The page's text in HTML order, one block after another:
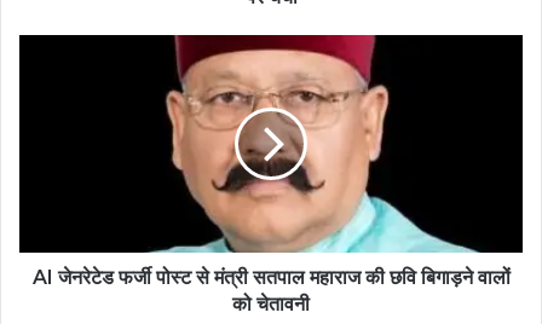
AI जेनरेटेड फर्जी पोस्ट से मंत्री सतपाल महाराज की छवि बिगाड़ने वालों
को चेतावनी